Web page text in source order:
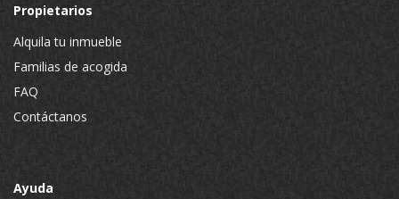
Propietarios
Alquila tu inmueble
Familias de acogida
FAQ
Contáctanos
Ayuda